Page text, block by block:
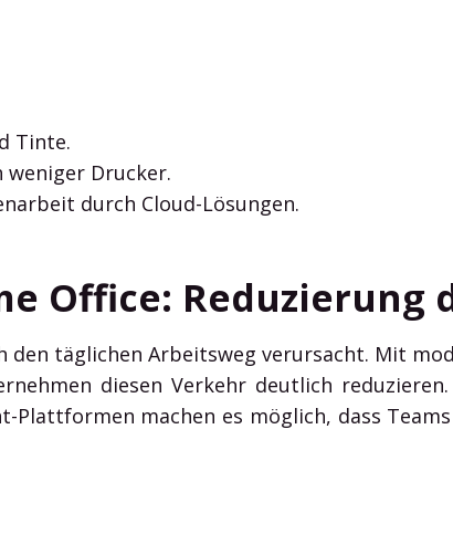
Tinte.
weniger Drucker.
durch Cloud-Lösungen.
Office: Reduzierung
den täglichen Arbeitsweg verursacht. Mit
diesen Verkehr deutlich
Plattformen machen es möglich, dass